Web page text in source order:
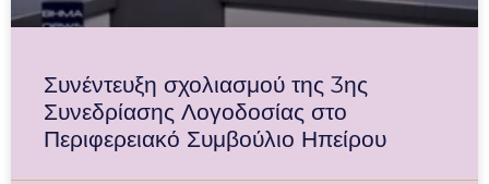
Συνέντευξη σχολιασμού της 3ης
Συνεδρίασης Λογοδοσίας στο
Περιφερειακό Συμβούλιο Ηπείρου